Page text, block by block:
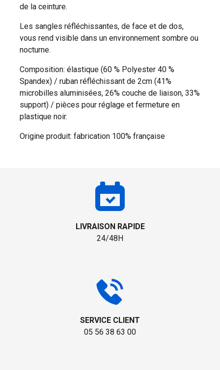
de la ceinture.
Les sangles réfléchissantes, de face et de dos,
vous rend visible dans un environnement sombre ou
nocturne.
Composition: élastique (60 % Polyester 40 %
Spandex) / ruban réfléchissant de 2cm (41%
microbilles aluminisées, 26% couche de liaison, 33%
support) / pièces pour réglage et fermeture en
plastique noir.
Origine produit: fabrication 100% française
LIVRAISON RAPIDE
24/48H
SERVICE CLIENT
05 56 38 63 00